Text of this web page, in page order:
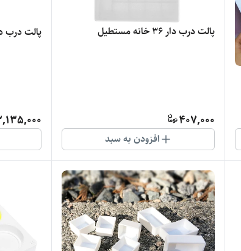
پالت درب دار 36 خانه مستطیل
407,000
افزودن به سبد
پالت درب دار 58 خانه